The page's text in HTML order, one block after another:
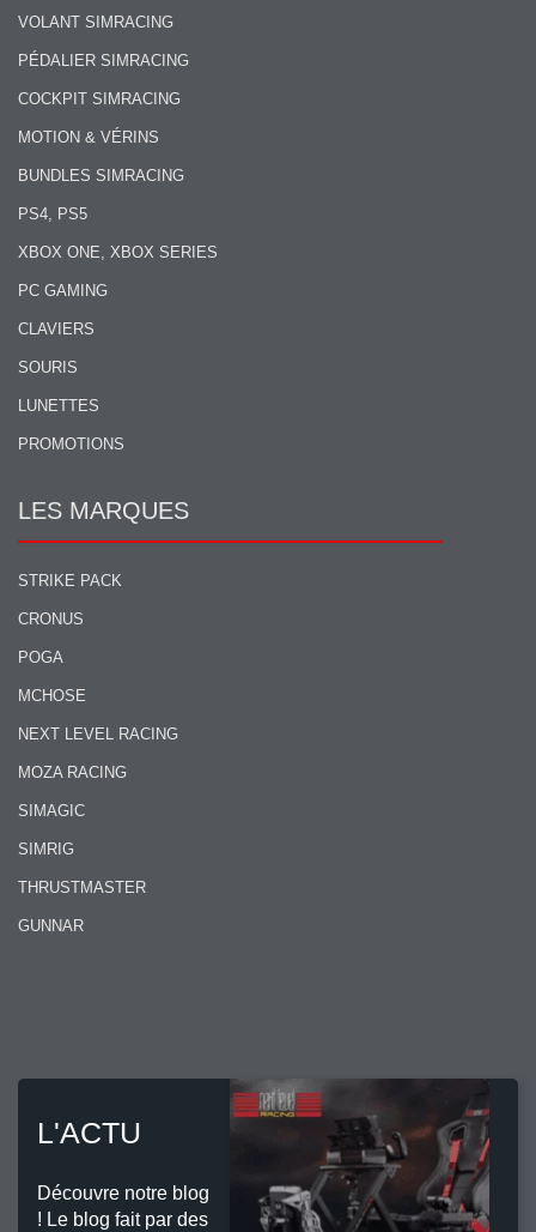
VOLANT SIMRACING
PÉDALIER SIMRACING
COCKPIT SIMRACING
MOTION & VÉRINS
BUNDLES SIMRACING
PS4, PS5
XBOX ONE, XBOX SERIES
PC GAMING
CLAVIERS
SOURIS
LUNETTES
PROMOTIONS
LES MARQUES
STRIKE PACK
CRONUS
POGA
MCHOSE
NEXT LEVEL RACING
MOZA RACING
SIMAGIC
SIMRIG
THRUSTMASTER
GUNNAR
L'ACTU
Découvre notre blog
! Le blog fait par des